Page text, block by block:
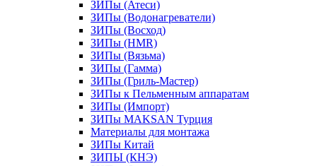
ЗИПы (Атеси)
ЗИПы (Водонагреватели)
ЗИПы (Восход)
ЗИПы (HMR)
ЗИПы (Вязьма)
ЗИПы (Гамма)
ЗИПы (Гриль-Мастер)
ЗИПы к Пельменным аппаратам
ЗИПы (Импорт)
ЗИПы MAKSAN Турция
Материалы для монтажа
ЗИПы Китай
ЗИПЫ (КНЭ)